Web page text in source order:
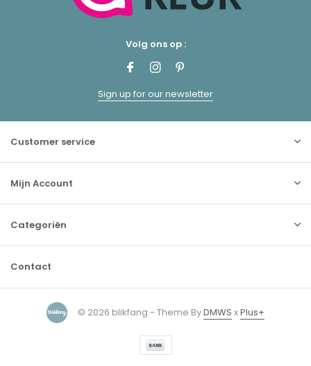
Volg ons op :
Sign up for our newsletter
Customer service
Mijn Account
Categoriën
Contact
© 2026 blikfang - Theme ByDMWS xPlus+